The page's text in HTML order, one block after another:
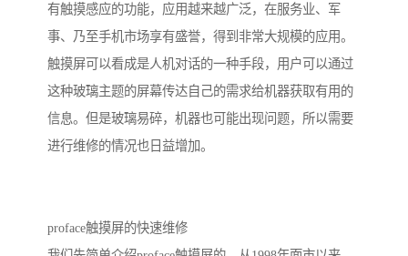
有触摸感应的功能，应用越来越广泛，在服务业、军
事、乃至手机市场享有盛誉，得到非常大规模的应用。
触摸屏可以看成是人机对话的一种手段，用户可以通过
这种玻璃主题的屏幕传达自己的需求给机器获取有用的
信息。但是玻璃易碎，机器也可能出现问题，所以需要
进行维修的情况也日益增加。
proface触摸屏的快速维修